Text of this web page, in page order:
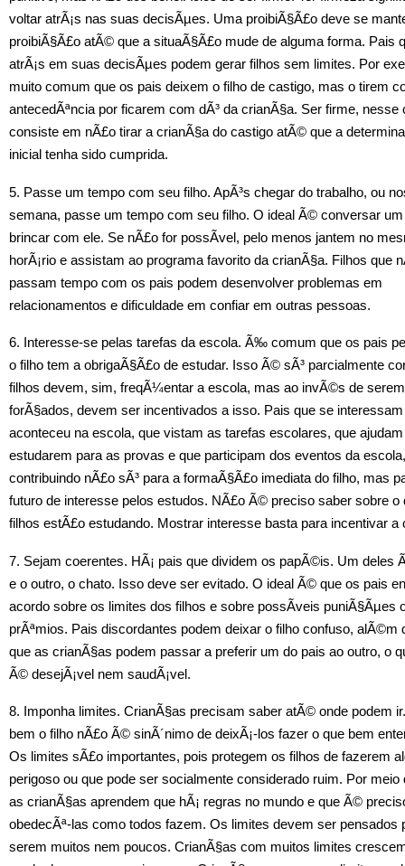
voltar atrÃ¡s nas suas decisÃµes. Uma proibiÃ§Ã£o deve se
proibiÃ§Ã£o atÃ© que a situaÃ§Ã£o mude de alguma forma. Pais
atrÃ¡s em suas decisÃµes podem gerar filhos sem limites. Por
muito comum que os pais deixem o filho de castigo, mas o tirem
antecedÃªncia por ficarem com dÃ³ da crianÃ§a. Ser firme, nesse
consiste em nÃ£o tirar a crianÃ§a do castigo atÃ© que a
inicial tenha sido cumprida.
5. Passe um tempo com seu filho. ApÃ³s chegar do trabalho, ou
semana, passe um tempo com seu filho. O ideal Ã© conversar
brincar com ele. Se nÃ£o for possÃ­vel, pelo menos jantem no
horÃ¡rio e assistam ao programa favorito da crianÃ§a. Filhos que
passam tempo com os pais podem desenvolver problemas em
relacionamentos e dificuldade em confiar em outras pessoas.
6. Interesse-se pelas tarefas da escola. Ã‰ comum que os pais
o filho tem a obrigaÃ§Ã£o de estudar. Isso Ã© sÃ³ parcialmente
filhos devem, sim, freqÃ¼entar a escola, mas ao invÃ©s de serem
forÃ§ados, devem ser incentivados a isso. Pais que se
aconteceu na escola, que vistam as tarefas escolares, que
estudarem para as provas e que participam dos eventos da
contribuindo nÃ£o sÃ³ para a formaÃ§Ã£o imediata do filho, mas
futuro de interesse pelos estudos. NÃ£o Ã© preciso saber sobre o
filhos estÃ£o estudando. Mostrar interesse basta para incentivar a
7. Sejam coerentes. HÃ¡ pais que dividem os papÃ©is. Um deles
e o outro, o chato. Isso deve ser evitado. O ideal Ã© que os pais
acordo sobre os limites dos filhos e sobre possÃ­veis puniÃ§Ãµes
prÃªmios. Pais discordantes podem deixar o filho confuso, alÃ©m
que as crianÃ§as podem passar a preferir um do pais ao outro, o
Ã© desejÃ¡vel nem saudÃ¡vel.
8. Imponha limites. CrianÃ§as precisam saber atÃ© onde podem
bem o filho nÃ£o Ã© sinÃ´nimo de deixÃ¡-los fazer o que bem
Os limites sÃ£o importantes, pois protegem os filhos de fazerem
perigoso ou que pode ser socialmente considerado ruim. Por meio
as crianÃ§as aprendem que hÃ¡ regras no mundo e que Ã©
obedecÃª-las como todos fazem. Os limites devem ser pensados
serem muitos nem poucos. CrianÃ§as com muitos limites